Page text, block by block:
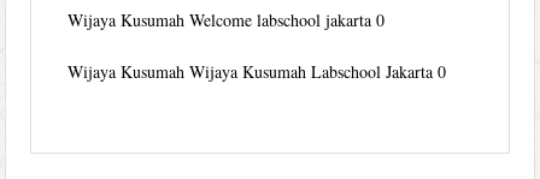
Wijaya Kusumah Welcome labschool jakarta 0
Wijaya Kusumah Wijaya Kusumah Labschool Jakarta 0